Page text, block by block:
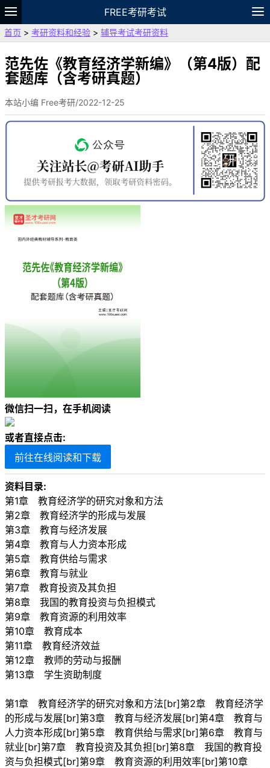
FREE考研考试
题库
故事 专题 APP 笔记
VIP
资料
首页 > 考研资料和经验 > 辅导考试考研资料
范先佐《教育经济学新编》（第4版）配
套题库（含考研真题）
本站小编 Free考研/2022-12-25
微信扫一扫，在手机阅读
或者直接点击:
前往在线阅读和下载
资料目录:
第1章 教育经济学的研究对象和方法
第2章 教育经济学的形成与发展
第3章 教育与经济发展
第4章 教育与人力资本形成
第5章 教育供给与需求
第6章 教育与就业
第7章 教育投资及其负担
第8章 我国的教育投资与负担模式
第9章 教育资源的利用效率
第10章 教育成本
第11章 教育经济效益
第12章 教师的劳动与报酬
第13章 学生资助制度
第1章 教育经济学的研究对象和方法[br]第2章 教育经济学
的形成与发展[br]第3章 教育与经济发展[br]第4章 教育与
人力资本形成[br]第5章 教育供给与需求[br]第6章 教育与
就业[br]第7章 教育投资及其负担[br]第8章 我国的教育投
资与负担模式[br]第9章 教育资源的利用效率[br]第10章